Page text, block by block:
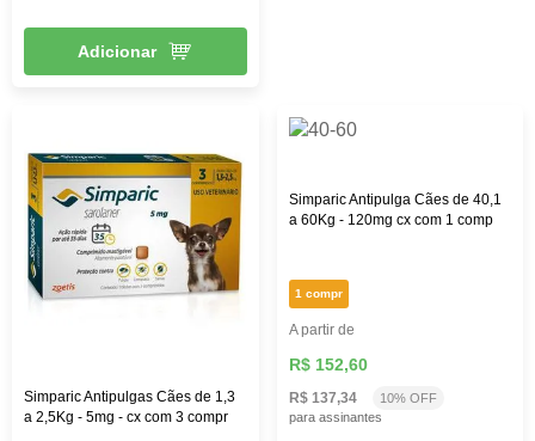
Adicionar
Simparic Antipulgas Cães de 1,3
a 2,5Kg - 5mg - cx com 3 compr
Simparic Antipulga Cães de 40,1
a 60Kg - 120mg cx com 1 comp
1 compr
A partir de
R$ 152,60
R$ 137,34
10% OFF
para assinantes